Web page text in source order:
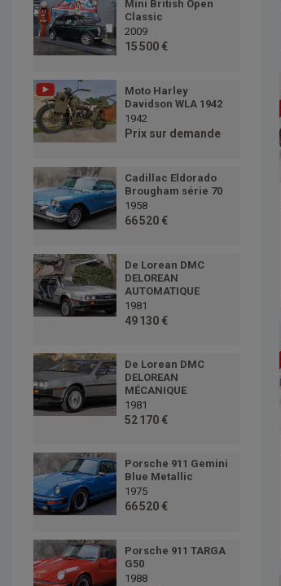
Mini British Open
Classic
2009
15 500 €
Moto Harley
Davidson WLA 1942
1942
Prix sur demande
Cadillac Eldorado
Brougham série 70
1958
66 520 €
De Lorean DMC
DELOREAN
AUTOMATIQUE
1981
49 130 €
De Lorean DMC
DELOREAN
MÉCANIQUE
1981
52 170 €
Porsche 911 Gemini
Blue Metallic
1975
66 520 €
Porsche 911 TARGA
G50
1988